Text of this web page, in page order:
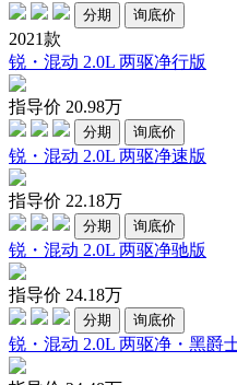
分期 询底价
2021款
锐・混动 2.0L 两驱净行版
指导价 20.98万
分期 询底价
锐・混动 2.0L 两驱净速版
指导价 22.18万
分期 询底价
锐・混动 2.0L 两驱净驰版
指导价 24.18万
分期 询底价
锐・混动 2.0L 两驱净・黑爵